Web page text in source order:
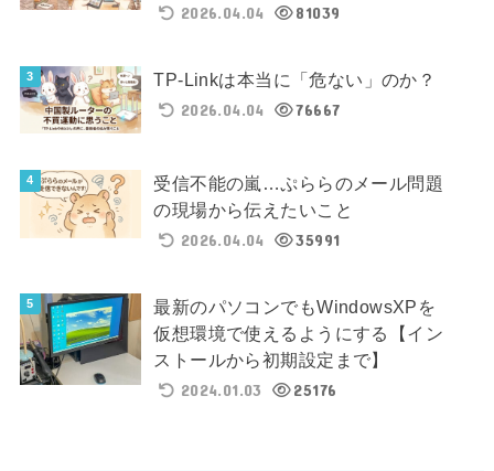
2026.04.04
81039
TP-Linkは本当に「危ない」のか？
2026.04.04
76667
受信不能の嵐…ぷららのメール問題
の現場から伝えたいこと
2026.04.04
35991
最新のパソコンでもWindowsXPを
仮想環境で使えるようにする【イン
ストールから初期設定まで】
2024.01.03
25176